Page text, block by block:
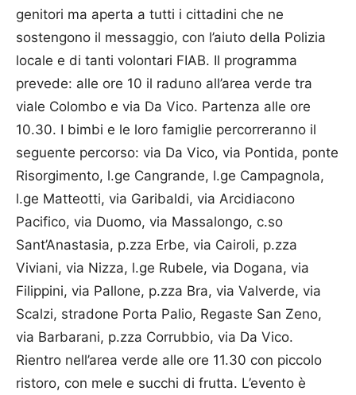
genitori ma aperta a tutti i cittadini che ne
sostengono il messaggio, con l’aiuto della Polizia
locale e di tanti volontari FIAB. Il programma
prevede: alle ore 10 il raduno all’area verde tra
viale Colombo e via Da Vico. Partenza alle ore
10.30. I bimbi e le loro famiglie percorreranno il
seguente percorso: via Da Vico, via Pontida, ponte
Risorgimento, l.ge Cangrande, l.ge Campagnola,
l.ge Matteotti, via Garibaldi, via Arcidiacono
Pacifico, via Duomo, via Massalongo, c.so
Sant’Anastasia, p.zza Erbe, via Cairoli, p.zza
Viviani, via Nizza, l.ge Rubele, via Dogana, via
Filippini, via Pallone, p.zza Bra, via Valverde, via
Scalzi, stradone Porta Palio, Regaste San Zeno,
via Barbarani, p.zza Corrubbio, via Da Vico.
Rientro nell’area verde alle ore 11.30 con piccolo
ristoro, con mele e succhi di frutta. L’evento è